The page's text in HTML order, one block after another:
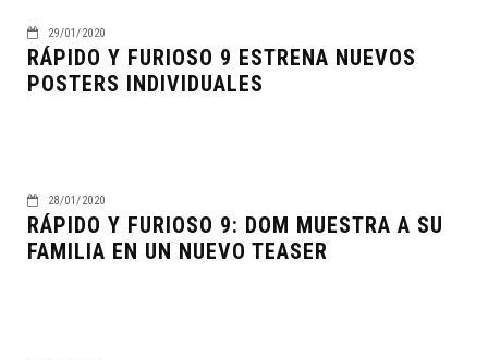
29/01/2020
RÁPIDO Y FURIOSO 9 ESTRENA NUEVOS
POSTERS INDIVIDUALES
28/01/2020
RÁPIDO Y FURIOSO 9: DOM MUESTRA A SU
FAMILIA EN UN NUEVO TEASER